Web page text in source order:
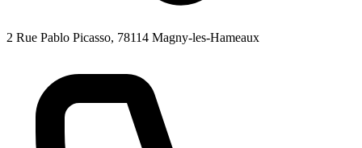
2 Rue Pablo Picasso, 78114 Magny-les-Hameaux